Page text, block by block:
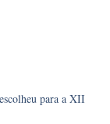
para a XII